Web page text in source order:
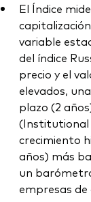
El Índice
variable
del índice
precio y el
elevados,
plazo (2
(Institutional
crecimiento
años) más
un
empresas